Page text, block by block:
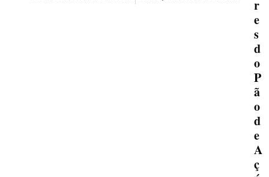
r
e
s
d
o
P
ã
o
d
e
A
ç